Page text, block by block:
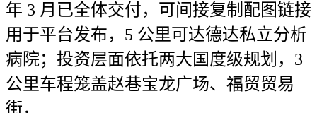
年 3 月已全体交付，可间接复制配图链接
用于平台发布，5 公里可达德达私立分析
病院；投资层面依托两大国度级规划，3
公里车程笼盖赵巷宝龙广场、福贸贸易
街，